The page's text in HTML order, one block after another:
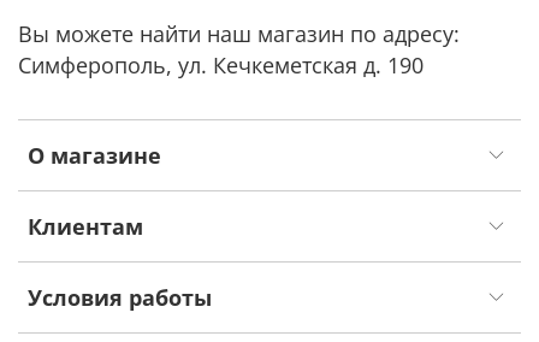
О магазине
Клиентам
Условия работы
Вы можете найти наш магазин по адресу:
Симферополь, ул. Кечкеметская д. 190